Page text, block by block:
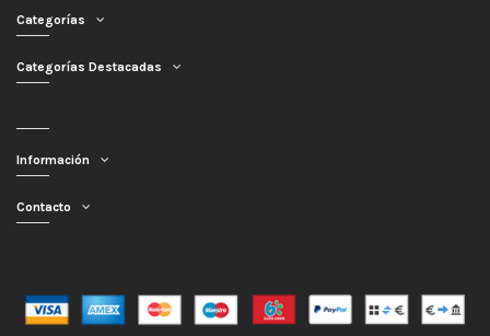
Categorías
Categorías Destacadas
Información
Contacto